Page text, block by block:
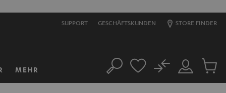
SUPPORT GESCHÄFTSKUNDEN STORE FINDER
MEHR Suche
Mein
Konto
No
Artikel